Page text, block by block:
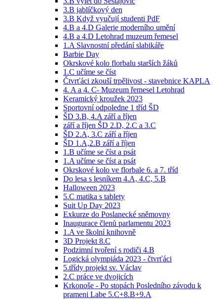
3.B jablíčkový den
3.B Když vyučují studenti PdF
4.B a 4.D Galerie moderního umění
4.B a 4.D Letohrad muzeum řemesel
1.A Slavnostní předání slabikáře
Barbie Day
Okrskové kolo florbalu starších žáků
1.C učíme se číst
Čtvrťáci zkouší trpělivost - stavebnice KAPLA
4. A a 4. C- Muzeum řemesel Letohrad
Keramický kroužek 2023
Sportovní odpoledne 1 tříd ŠD
ŠD 3.B, 4.A září a říjen
září a říjen ŠD 2.D, 2.C a 3.C
ŠD 2.A, 3.C září a říjen
ŠD 1.A,2.B září a říjen
1.B učíme se číst a psát
1.A učíme se číst a psát
Okrskové kolo ve florbale 6. a 7. tříd
Do lesa s lesníkem 4.A, 4.C, 5.B
Halloween 2023
5.C matika s tablety
Suit Up Day 2023
Exkurze do Poslanecké sněmovny
Inaugurace členů parlamentu 2023
1.A ve školní knihovně
3D Projekt 8.C
Podzimní tvoření s rodiči 4.B
Logická olympiáda 2023 - čtvrťáci
5.třídy projekt sv. Václav
2.C práce ve dvojicích
Krkonoše - Po stopách Posledního závodu k
prameni Labe 5.C+8.B+9.A